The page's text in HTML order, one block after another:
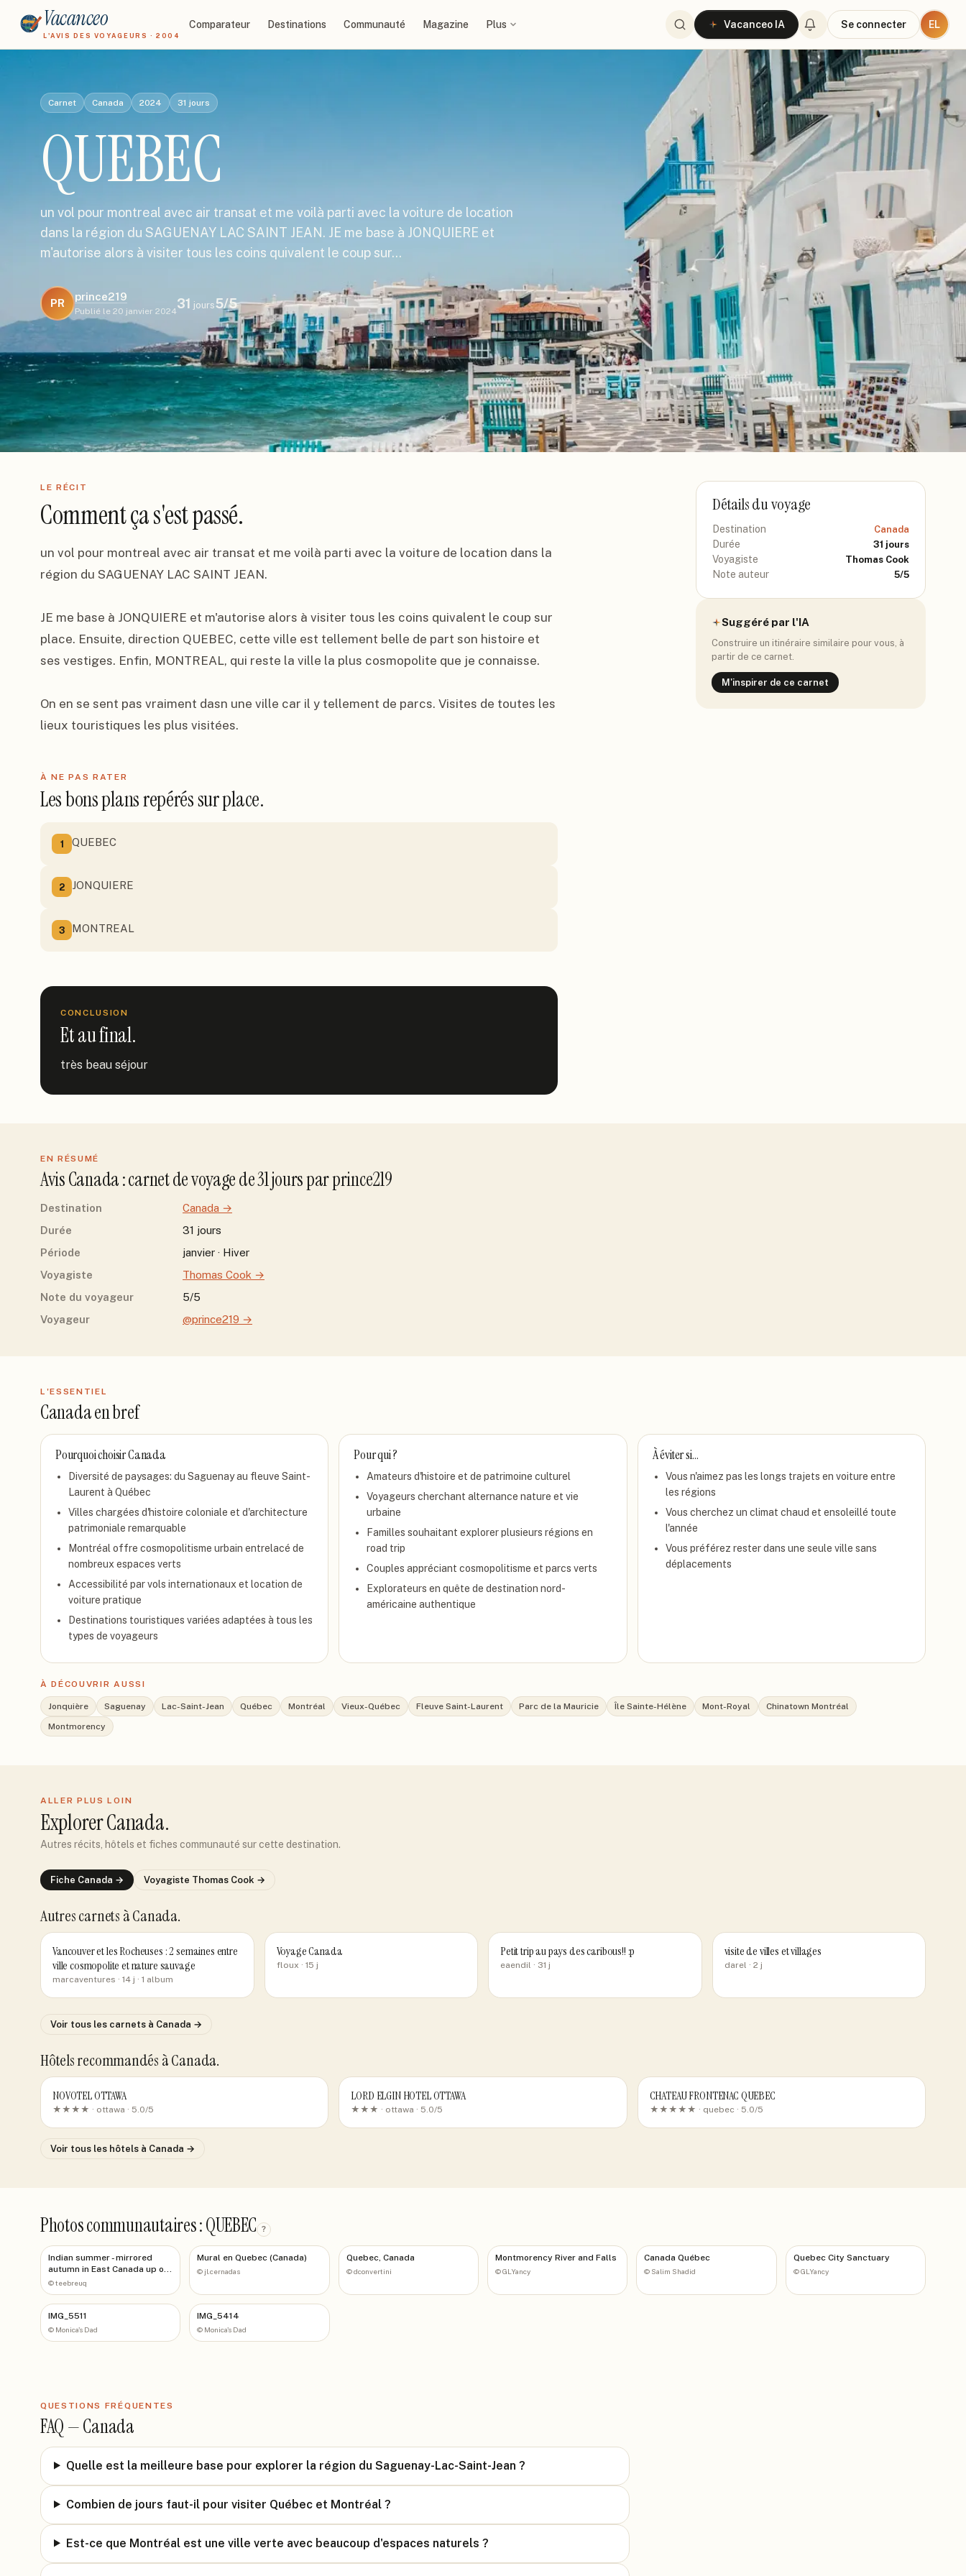
Vacanceo
L'AVIS DES VOYAGEURS · 2004
Comparateur Destinations Communauté Magazine Plus Vacanceo IA Se connecter EL
Carnet Canada 2024 31 jours
QUEBEC
un vol pour montreal avec air transat et me voilà parti avec la voiture de location
dans la région du SAGUENAY LAC SAINT JEAN. JE me base à JONQUIERE et
m'autorise alors à visiter tous les coins quivalent le coup sur…
PR
prince219
Publié le 20 janvier 2024
31 jours5/5
LE RÉCIT
Comment ça s'est passé.
un vol pour montreal avec air transat et me voilà parti avec la voiture de location dans la
région du SAGUENAY LAC SAINT JEAN.
JE me base à JONQUIERE et m'autorise alors à visiter tous les coins quivalent le coup sur
place. Ensuite, direction QUEBEC, cette ville est tellement belle de part son histoire et
ses vestiges. Enfin, MONTREAL, qui reste la ville la plus cosmopolite que je connaisse.
On en se sent pas vraiment dasn une ville car il y tellement de parcs. Visites de toutes les
lieux touristiques les plus visitées.
À NE PAS RATER
Les bons plans repérés sur place.
1 QUEBEC
2 JONQUIERE
3 MONTREAL
CONCLUSION
Et au final.
très beau séjour
Détails du voyage
Destination Canada
Durée 31 jours
Voyagiste Thomas Cook
Note auteur 5/5
Suggéré par l'IA
Construire un itinéraire similaire pour vous, à
partir de ce carnet.
M'inspirer de ce carnet
EN RÉSUMÉ
AvisCanada: carnet de voyage de31joursparprince219
Destination Canada →
Durée
31 jours
Période
janvier · Hiver
Voyagiste
Thomas Cook →
Note du voyageur
5/5
Voyageur
@prince219 →
L'ESSENTIEL
Canadaen bref
Pourquoi choisirCanada
Diversité de paysages: du Saguenay au fleuve Saint-
Laurent à Québec
Villes chargées d'histoire coloniale et d'architecture
patrimoniale remarquable
Montréal offre cosmopolitisme urbain entrelacé de
nombreux espaces verts
Accessibilité par vols internationaux et location de
voiture pratique
Destinations touristiques variées adaptées à tous les
types de voyageurs
Pour qui ?
Amateurs d'histoire et de patrimoine culturel
Voyageurs cherchant alternance nature et vie
urbaine
Familles souhaitant explorer plusieurs régions en
road trip
Couples appréciant cosmopolitisme et parcs verts
Explorateurs en quête de destination nord-
américaine authentique
À éviter si…
Vous n'aimez pas les longs trajets en voiture entre
les régions
Vous cherchez un climat chaud et ensoleillé toute
l'année
Vous préférez rester dans une seule ville sans
déplacements
À DÉCOUVRIR AUSSI
Jonquière Saguenay Lac-Saint-Jean Québec Montréal Vieux-Québec Fleuve Saint-Laurent Parc de la Mauricie Île Sainte-Hélène Mont-Royal
Chinatown Montréal
Montmorency
ALLER PLUS LOIN
ExplorerCanada.
Autres récits, hôtels et fiches communauté sur cette destination.
Fiche Canada → Voyagiste Thomas Cook →
Autres carnets à Canada.
Vancouver et les Rocheuses : 2 semaines entre
ville cosmopolite et nature sauvage
marcaventures · 14 j · 1 album
Voyage Canada
floux · 15 j
Petit trip au pays des caribous!! :p
eaendil · 31 j
visite de villes et villages
darel · 2 j
Voir tous les carnets à Canada →
Hôtels recommandés à Canada.
NOVOTEL OTTAWA
★★★★ · ottawa · 5.0/5
LORD ELGIN HOTEL OTTAWA
★★★ · ottawa · 5.0/5
CHATEAU FRONTENAC QUEBEC
★★★★★ · quebec · 5.0/5
Voir tous les hôtels à Canada →
Photos communautaires : QUEBEC ?
Indian summer - mirrored
autumn in East Canada up or
down
©teebreuq
Mural en Quebec (Canada)
© jl.cernadas
Quebec, Canada
©dconvertini
Montmorency River and Falls
©GLYancy
Canada Québec
© Salim Shadid
Quebec City Sanctuary
©GLYancy
IMG_5511
© Monica's Dad
IMG_5414
© Monica's Dad
QUESTIONS FRÉQUENTES
FAQ —Canada
Quelle est la meilleure base pour explorer la région du Saguenay-Lac-Saint-Jean ?
Combien de jours faut-il pour visiter Québec et Montréal ?
Est-ce que Montréal est une ville verte avec beaucoup d'espaces naturels ?